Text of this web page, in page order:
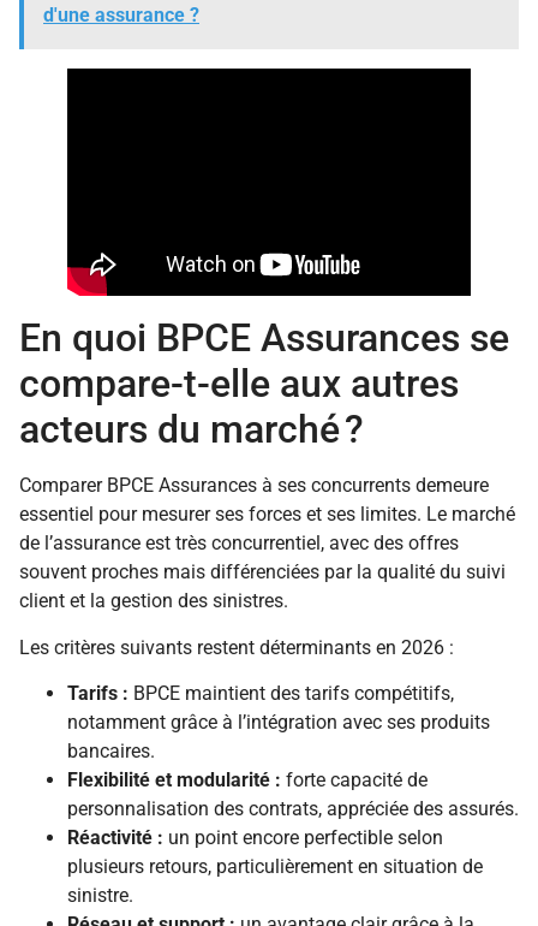
d'une assurance ?
En quoi BPCE Assurances se
compare-t-elle aux autres
acteurs du marché ?
Comparer BPCE Assurances à ses concurrents demeure
essentiel pour mesurer ses forces et ses limites. Le marché
de l’assurance est très concurrentiel, avec des offres
souvent proches mais différenciées par la qualité du suivi
client et la gestion des sinistres.
Les critères suivants restent déterminants en 2026 :
Tarifs : BPCE maintient des tarifs compétitifs,
notamment grâce à l’intégration avec ses produits
bancaires.
Flexibilité et modularité : forte capacité de
personnalisation des contrats, appréciée des assurés.
Réactivité : un point encore perfectible selon
plusieurs retours, particulièrement en situation de
sinistre.